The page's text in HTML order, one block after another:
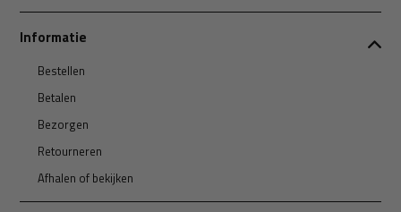
Informatie
Bestellen
Betalen
Bezorgen
Retourneren
Afhalen of bekijken